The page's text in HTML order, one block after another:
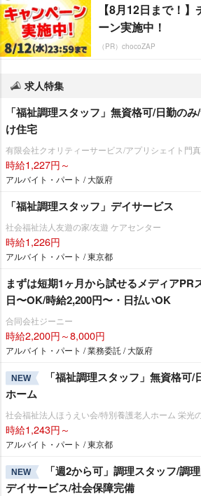
【8月12日まで！
ーン実施中！
（PR）chocoZAP
求人特集
「福祉調理スタッフ」無資格可/日勤の
け住宅
有限会社クオリティーサービス/アプリシェイト門真
時給1,227円～
アルバイト・パート / 大阪府
「福祉調理スタッフ」デイサービス
社会福祉法人友遊の家/友遊 ケアセンター
時給1,226円
アルバイト・パート / 東京都
まずは短期1ヶ月から試せるメディアPR
日〜OK/時給2,200円〜・日払いOK
合同会社ジーニー
時給2,200円～8,000円
アルバイト・パート / 業務委託 / 大阪府
NEW
「福祉調理スタッフ」無資格可
ホーム
社会福祉法人ほうえい会/特別養護老人ホーム 栄光
時給1,243円～
アルバイト・パート / 東京都
NEW
「週2から可」調理スタッフ/調
デイサービス/社会保障完備